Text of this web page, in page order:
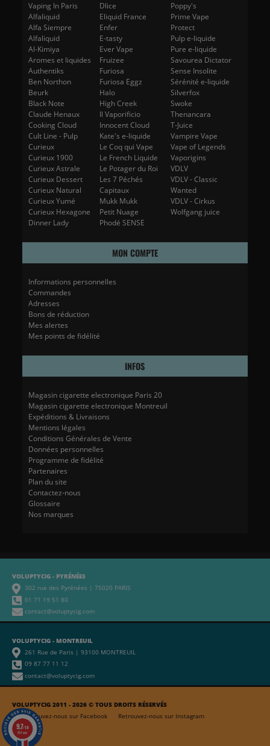
Vaping In Paris
Alfaliquid
Alfa Siempre
Alfaliquid
Al-Kimiya
Aromes et liquides
Authentiks
Ben Northon
Beurk
Black Note
Claude Henaux
Cooking Cloud
Cult Line - Pulp
Curieux
Curieux 1900
Curieux Astrale
Curieux Dessert
Curieux Natural
Curieux Yumé
Curieux Hexagone
Dinner Lady
Dlice
Eliquid France
Enfer
E-tasty
Ever Vape
Fruizee
Furiosa
Furiosa Eggz
Halo
High Creek
Il Vaporificio
Innocent Cloud
Kate's e-liquide
Le Coq qui Vape
Le French Liquide
Le Potager du Roi
Les 7 Péchés
Capitaux
Mukk Mukk
Petit Nuage
Phodé SENSE
Poppy's
Prime Vape
Protect
Pulp e-liquide
Pure e-liquide
Savourea Dictator
Sense Insolite
Sérénité e-liquide
Silverfox
Swoke
Thenancara
T-Juice
Vampire Vape
Vape of Legends
Vaporigins
VDLV
VDLV - Classic
Wanted
VDLV - Cirkus
Wolfgang juice
MON COMPTE
Informations personnelles
Commandes
Adresses
Bons de réduction
Mes alertes
Mes points de fidélité
INFOS
Magasin cigarette electronique Paris 20
Magasin cigarette electronique Montreuil
Expéditions & Livraisons
Mentions légales
Conditions Générales de Vente
Données personnelles
Programme de fidélité
Partenaires
Plan du site
Contactez-nous
Glossaire
Nos marques
VOLUPTYCIG - PYRÉNÉES
302 rue des Pyrénées | 75020 PARIS
01 71 19 51 80
contact@voluptycig.com
VOLUPTYCIG 2011 - 2026 © TOUS DROITS RÉSERVÉS
Retrouvez-nous sur Facebook
Retrouvez-nous sur Instagram
VOLUPTYCIG - MONTREUIL
261 Rue de Paris | 93100 MONTREUIL
09 87 77 11 12
contact@voluptycig.com
9.7/10
654 avis